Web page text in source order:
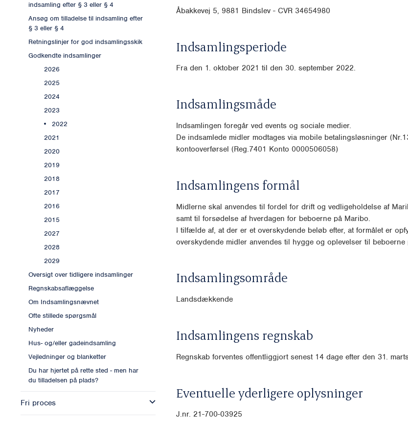
indsamling efter § 3 eller § 4
Ansøg om tilladelse til indsamling efter
§ 3 eller § 4
Retningslinjer for god indsamlingsskik
Godkendte indsamlinger
2026
2025
2024
2023
2022
2021
2020
2019
2018
2017
2016
2015
2027
2028
2029
Oversigt over tidligere indsamlinger
Regnskabsaflæggelse
Om Indsamlingsnævnet
Ofte stillede spørgsmål
Nyheder
Hus- og/eller gadeindsamling
Vejledninger og blanketter
Du har hjertet på rette sted - men har
du tilladelsen på plads?
Fri proces
Åbakkevej 5, 9881 Bindslev - CVR 34654980
Indsamlingsperiode
Fra den 1. oktober 2021 til den 30. september 2022.
Indsamlingsmåde
Indsamlingen foregår ved events og sociale medier.
De indsamlede midler modtages via mobile betalingsløsninger
kontooverførsel (Reg.7401 Konto 0000506058)
Indsamlingens formål
Midlerne skal anvendes til fordel for drift og vedligeholdelse af
samt til forsødelse af hverdagen for beboerne på Maribo.
I tilfælde af, at der er et overskydende beløb efter, at formålet er
overskydende midler anvendes til hygge og oplevelser til beboerne
Indsamlingsområde
Landsdækkende
Indsamlingens regnskab
Regnskab forventes offentliggjort senest 14 dage efter den 31.
Eventuelle yderligere oplysninger
J.nr. 21-700-03925